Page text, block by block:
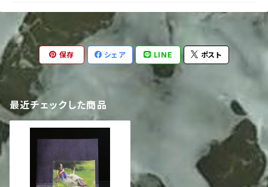
保存 シェア LINE ポスト
最近チェックした商品